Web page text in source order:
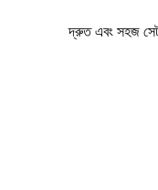
দ্রুত এবং সহজ